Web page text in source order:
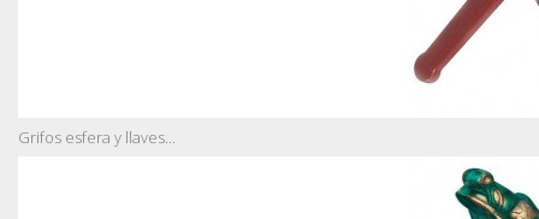
Grifos esfera y llaves...